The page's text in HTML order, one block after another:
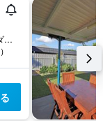
20 Childers Road, バンダバーグ, QLD, オーストラリア